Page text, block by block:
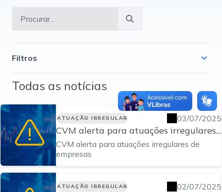
Filtros
Todas as notícias
ATUAÇÃO IRREGULAR 03/07/2025
CVM alerta para atuações irregulares
de empresas
CVM alerta para atuações irregulares de
empresas
ATUAÇÃO IRREGULAR 02/07/2025